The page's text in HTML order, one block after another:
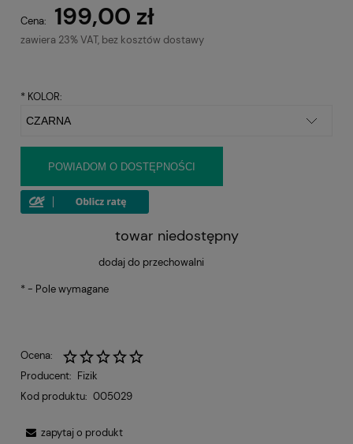
Cena: 199,00 zł
zawiera 23% VAT, bez kosztów dostawy
* KOLOR:
POWIADOM O DOSTĘPNOŚCI
towar niedostępny
dodaj do przechowalni
*- Pole wymagane
Ocena:
Producent: Fizik
Kod produktu: 005029
zapytaj o produkt